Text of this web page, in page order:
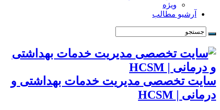
ویژه
آرشیو مطالب
سایت تخصصی مدیریت خدمات بهداشتی و
درمانی | HCSM